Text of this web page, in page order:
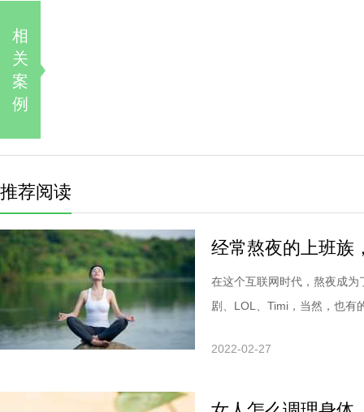
相
关
案
例
推荐阅读
经常熬夜的上班族
在这个互联网时代，熬夜成
剧、LOL、Timi，当然，也有
2022-02-27